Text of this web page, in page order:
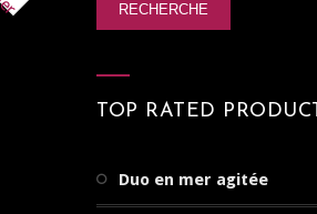
RECHERCHE
TOP RATED
Duo en mer agitée